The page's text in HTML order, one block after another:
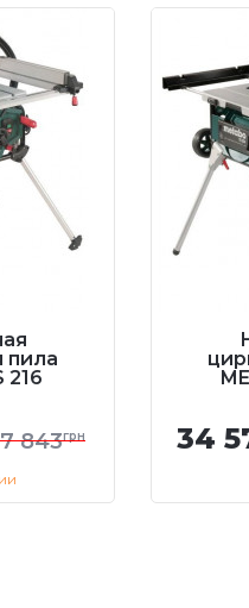
пила
216
843грн 34